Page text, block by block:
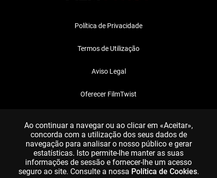
Política de Privacidade
Termos de Utilização
Aviso Legal
Oferecer FilmTwist
Ao continuar a navegar ou ao clicar em «Aceitar»,
concorda com a utilização dos seus dados de
navegação para analisar o nosso público e gerar
estatísticas. Isto permite-lhe manter as suas
informações de sessão e fornecer-lhe um acesso
seguro ao site. Consulte a nossa Política de Cookies.